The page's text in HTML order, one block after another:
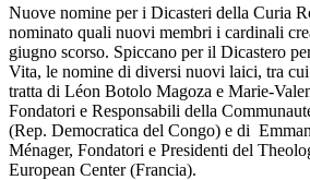
Nuove nomine per i Dicasteri della Curia
nominato quali nuovi membri i cardinali
giugno scorso. Spiccano per il Dicastero
Vita, le nomine di diversi nuovi laici, tra
tratta di Léon Botolo Magoza e Marie-
Fondatori e Responsabili della
(Rep. Democratica del Congo) e di
Ménager, Fondatori e Presidenti del
European Center (Francia).